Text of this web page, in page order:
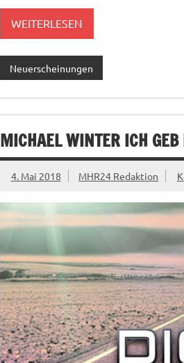
WEITERLESEN
Neuerscheinungen
MICHAEL WINTER ICH GEB
4. Mai 2018 MHR24 Redaktion